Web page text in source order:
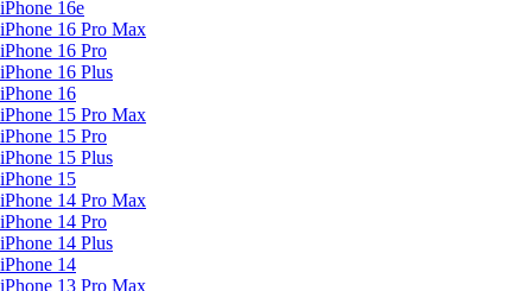
iPhone 16e
iPhone 16 Pro Max
iPhone 16 Pro
iPhone 16 Plus
iPhone 16
iPhone 15 Pro Max
iPhone 15 Pro
iPhone 15 Plus
iPhone 15
iPhone 14 Pro Max
iPhone 14 Pro
iPhone 14 Plus
iPhone 14
iPhone 13 Pro Max